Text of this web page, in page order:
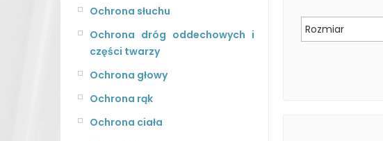
Ochrona słuchu
Ochrona dróg oddechowych i
części twarzy
Ochrona głowy
Ochrona rąk
Ochrona ciała
Rozmiar